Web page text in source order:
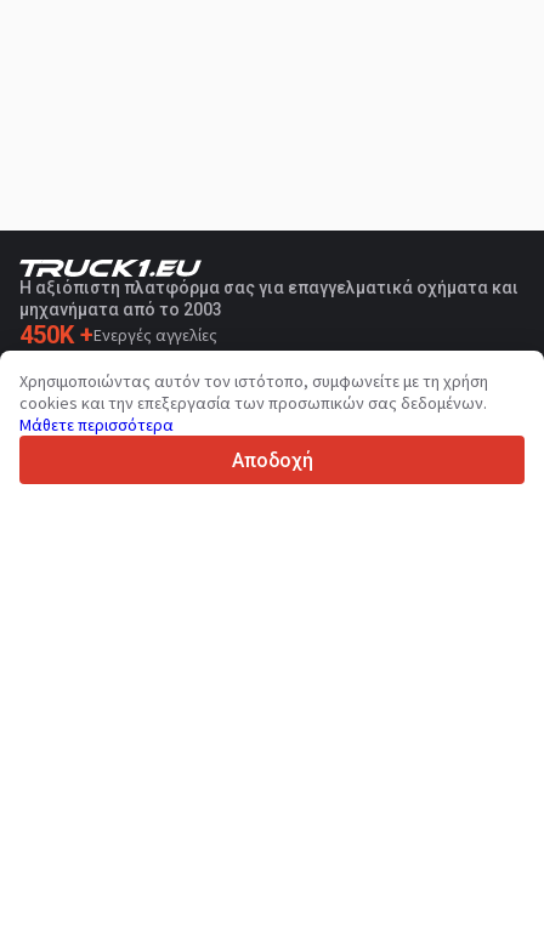
Η αξιόπιστη πλατφόρμα σας για επαγγελματικά οχήματα και
μηχανήματα από το 2003
450K +Ενεργές αγγελίες
36Υποστηριζόμενες γλώσσες
4.7/5
Χρησιμοποιώντας αυτόν τον ιστότοπο, συμφωνείτε με τη χρήση
cookies και την επεξεργασία των προσωπικών σας δεδομένων.
Μάθετε περισσότερα
Αποδοχή